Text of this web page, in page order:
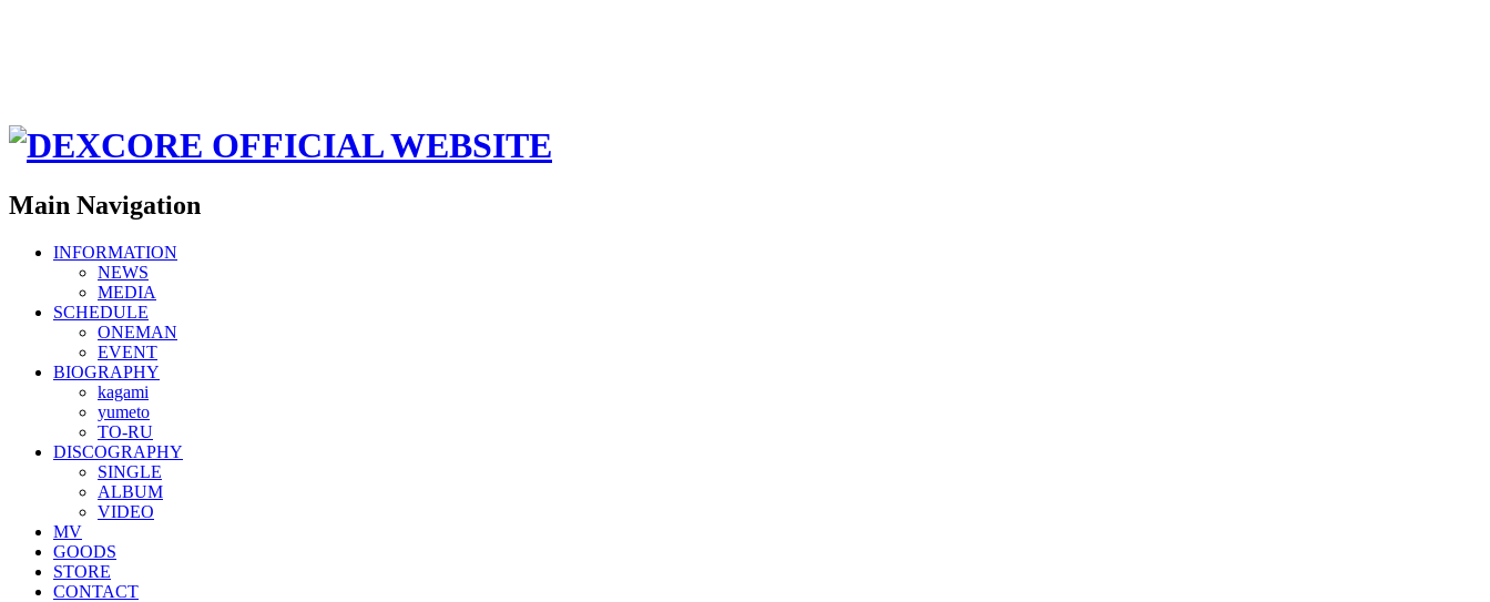
Main Navigation
INFORMATION
NEWS
MEDIA
SCHEDULE
ONEMAN
EVENT
BIOGRAPHY
kagami
yumeto
TO-RU
DISCOGRAPHY
SINGLE
ALBUM
VIDEO
MV
GOODS
STORE
CONTACT